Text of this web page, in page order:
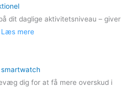
dit daglige aktivitetsniveau – giver
Læs mere
dig for at få mere overskud i